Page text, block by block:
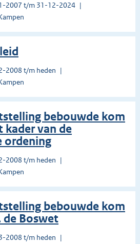
2007 t/m 31-12-2024
2008 t/m heden
bebouwde kom
kader van de
ordening
2008 t/m heden
bebouwde kom
de Boswet
2008 t/m heden